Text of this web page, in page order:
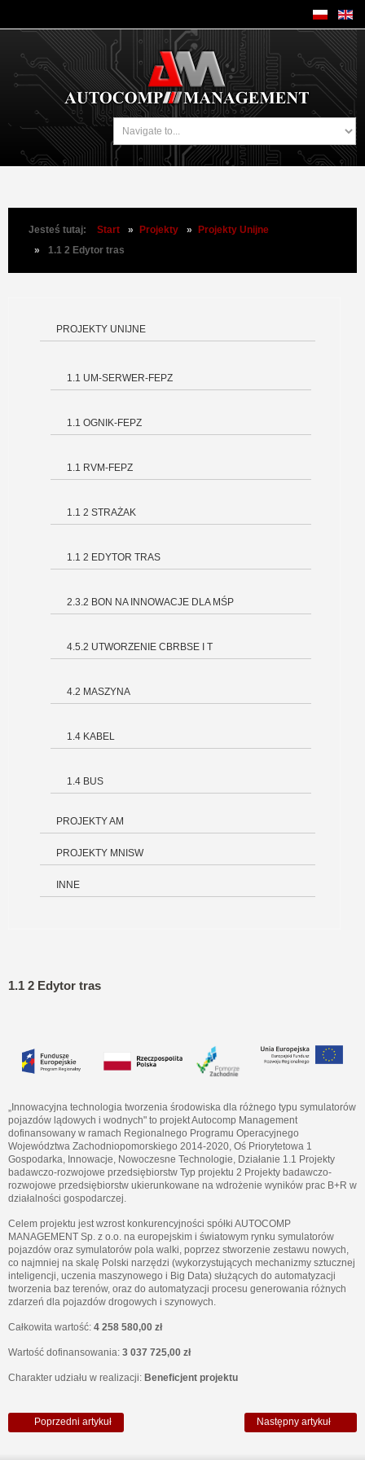
Jesteś tutaj: Start » Projekty »
Projekty Unijne
»
1.1 2 Edytor tras
PROJEKTY UNIJNE
1.1 UM-SERWER-FEPZ
1.1 OGNIK-FEPZ
1.1 RVM-FEPZ
1.1 2 STRAŻAK
1.1 2 EDYTOR TRAS
2.3.2 BON NA INNOWACJE DLA MŚP
4.5.2 UTWORZENIE CBRBSE I T
4.2 MASZYNA
1.4 KABEL
1.4 BUS
PROJEKTY AM
PROJEKTY MNISW
INNE
1.1 2 Edytor tras
„Innowacyjna technologia tworzenia środowiska dla różnego typu symulatorów
pojazdów lądowych i wodnych" to projekt Autocomp Management
dofinansowany w ramach Regionalnego Programu Operacyjnego
Województwa Zachodniopomorskiego 2014-2020, Oś Priorytetowa 1
Gospodarka, Innowacje, Nowoczesne Technologie, Działanie 1.1 Projekty
badawczo-rozwojowe przedsiębiorstw Typ projektu 2 Projekty badawczo-
rozwojowe przedsiębiorstw ukierunkowane na wdrożenie wyników prac B+R w
działalności gospodarczej.
Celem projektu jest wzrost konkurencyjności spółki AUTOCOMP
MANAGEMENT Sp. z o.o. na europejskim i światowym rynku symulatorów
pojazdów oraz symulatorów pola walki, poprzez stworzenie zestawu nowych,
co najmniej na skalę Polski narzędzi (wykorzystujących mechanizmy sztucznej
inteligencji, uczenia maszynowego i Big Data) służących do automatyzacji
tworzenia baz terenów, oraz do automatyzacji procesu generowania różnych
zdarzeń dla pojazdów drogowych i szynowych.
Całkowita wartość: 4 258 580,00 zł
Wartość dofinansowania: 3 037 725,00 zł
Charakter udziału w realizacji: Beneficjent projektu
Poprzedni artykuł Następny artykuł